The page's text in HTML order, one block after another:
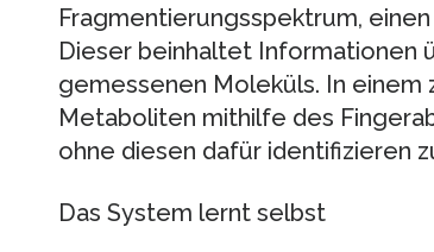
Fragmentierungsspektrum,
Dieser beinhaltet Informationen
gemessenen Moleküls. In
Metaboliten mithilfe des
ohne diesen dafür identifizieren
Das System lernt selbst